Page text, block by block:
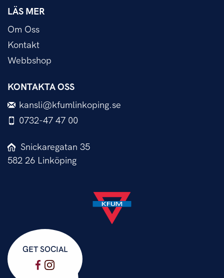
LÄS MER
Om Oss
Kontakt
Webbshop
KONTAKTA OSS
kansli@kfumlinkoping.se
0732-47 47 00
Snickaregatan 35
582 26 Linköping
GET SOCIAL